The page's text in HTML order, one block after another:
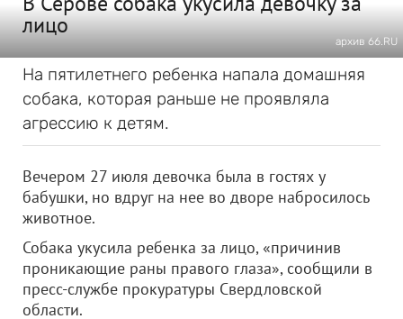
лицо
архив 66.RU
На пятилетнего ребенка напала домашняя
собака, которая раньше не проявляла
агрессию к детям.
Вечером 27 июля девочка была в гостях у
бабушки, но вдруг на нее во дворе набросилось
животное.
Собака укусила ребенка за лицо, «причинив
проникающие раны правого глаза», сообщили в
пресс-службе прокуратуры Свердловской
области.